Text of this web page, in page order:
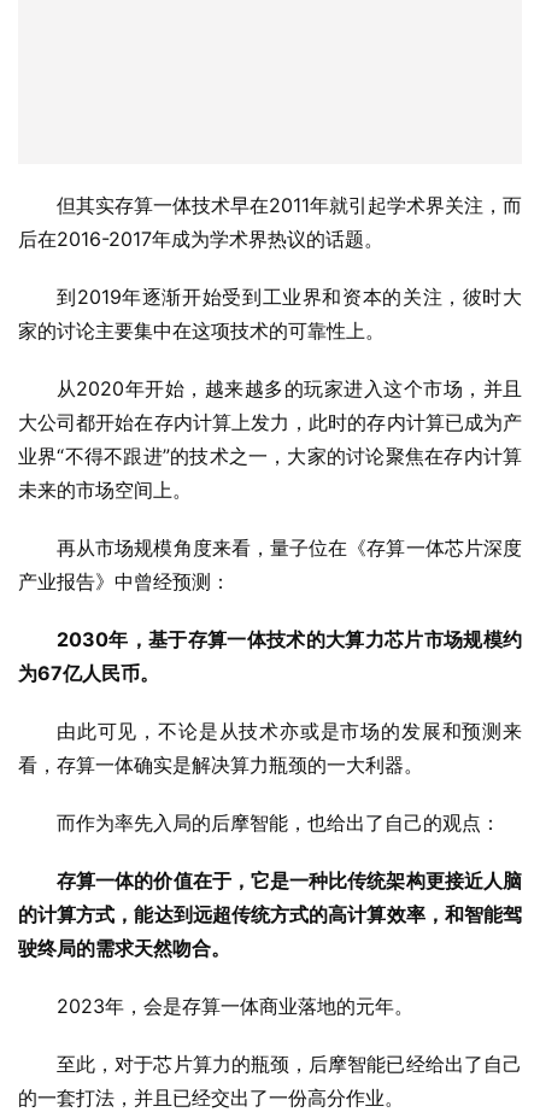
但其实存算一体技术早在2011年就引起学术界关注，而
后在2016-2017年成为学术界热议的话题。
到2019年逐渐开始受到工业界和资本的关注，彼时大
家的讨论主要集中在这项技术的可靠性上。
从2020年开始，越来越多的玩家进入这个市场，并且
大公司都开始在存内计算上发力，此时的存内计算已成为产
业界“不得不跟进”的技术之一，大家的讨论聚焦在存内计算
未来的市场空间上。
再从市场规模角度来看，量子位在《存算一体芯片深度
产业报告》中曾经预测：
2030年，基于存算一体技术的大算力芯片市场规模约
为67亿人民币。
由此可见，不论是从技术亦或是市场的发展和预测来
看，存算一体确实是解决算力瓶颈的一大利器。
而作为率先入局的后摩智能，也给出了自己的观点：
存算一体的价值在于，它是一种比传统架构更接近人脑
的计算方式，能达到远超传统方式的高计算效率，和智能驾
驶终局的需求天然吻合。
2023年，会是存算一体商业落地的元年。
至此，对于芯片算力的瓶颈，后摩智能已经给出了自己
的一套打法，并且已经交出了一份高分作业。